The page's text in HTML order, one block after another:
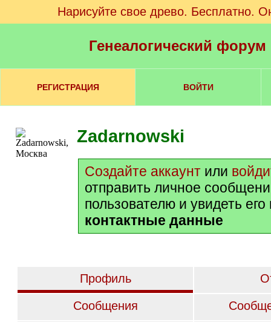
Нарисуйте свое древо. Бесплатно.
Генеалогический
РЕГИСТРАЦИЯ ВОЙТИ
Zadarnowski
Создайте аккаунт или
отправить личное
пользователю и увидеть
контактные данные
Профиль
Сообщения